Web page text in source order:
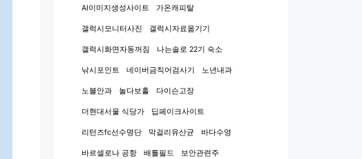
AI이미지생성사이트 가온캐피탈
갤럭시모니터사진 갤럭시자료옮기기
갤럭시화면자동꺼짐 나는솔로 22기 숙소
낚시포인트 네이버금칙어검사기 노년내과
노블안과 놀다보홀 다이슨고장
더현대서울 식당가 딥페이크사이트
리턴즈fc선수명단 막걸리유산균 바다수영
바르셀로나 공항 배틀필드 보안관련주